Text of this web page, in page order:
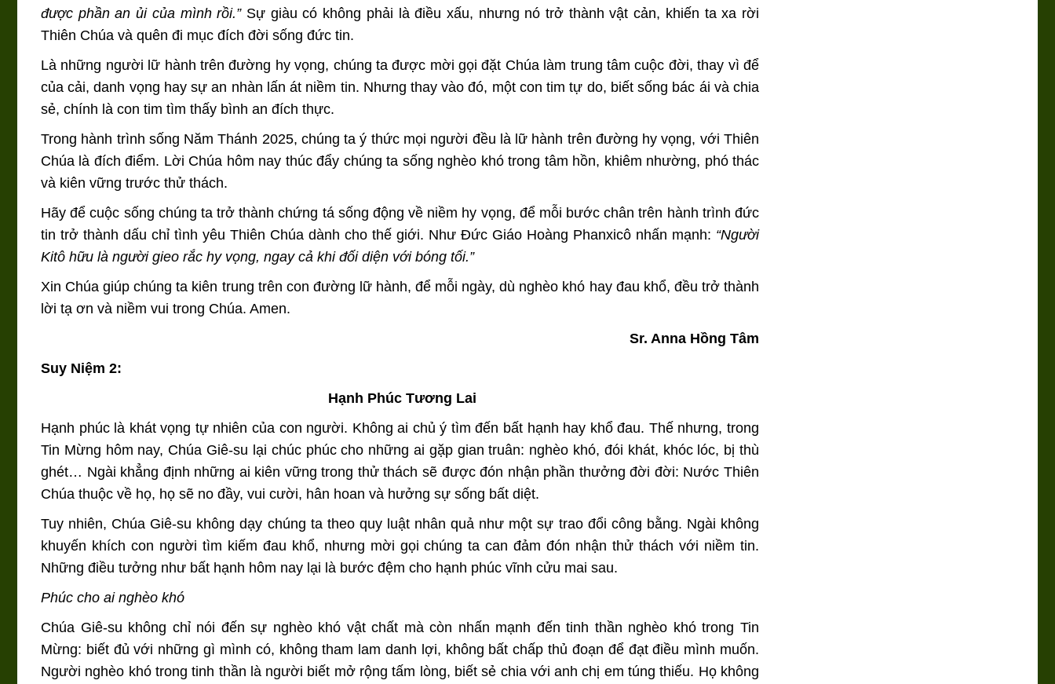
được phần an ủi của mình rồi.”Sự giàu có không phải là điều xấu, nhưng nó trở thành vật cản, khiến ta xa rời
Thiên Chúa và quên đi mục đích đời sống đức tin.
Là những người lữ hành trên đường hy vọng, chúng ta được mời gọi đặt Chúa làm trung tâm cuộc đời, thay vì để
của cải, danh vọng hay sự an nhàn lấn át niềm tin. Nhưng thay vào đó, một con tim tự do, biết sống bác ái và chia
sẻ, chính là con tim tìm thấy bình an đích thực.
Trong hành trình sống Năm Thánh 2025, chúng ta ý thức mọi người đều là lữ hành trên đường hy vọng, với Thiên
Chúa là đích điểm. Lời Chúa hôm nay thúc đẩy chúng ta sống nghèo khó trong tâm hồn, khiêm nhường, phó thác
và kiên vững trước thử thách.
Hãy để cuộc sống chúng ta trở thành chứng tá sống động về niềm hy vọng, để mỗi bước chân trên hành trình đức
tin trở thành dấu chỉ tình yêu Thiên Chúa dành cho thế giới. Như Đức Giáo Hoàng Phanxicô nhấn mạnh: “Người
Kitô hữu là người gieo rắc hy vọng, ngay cả khi đối diện với bóng tối.”
Xin Chúa giúp chúng ta kiên trung trên con đường lữ hành, để mỗi ngày, dù nghèo khó hay đau khổ, đều trở thành
lời tạ ơn và niềm vui trong Chúa. Amen.
Sr. Anna Hồng Tâm
Suy Niệm 2:
Hạnh Phúc Tương Lai
Hạnh phúc là khát vọng tự nhiên của con người. Không ai chủ ý tìm đến bất hạnh hay khổ đau. Thế nhưng, trong
Tin Mừng hôm nay, Chúa Giê-su lại chúc phúc cho những ai gặp gian truân: nghèo khó, đói khát, khóc lóc, bị thù
ghét… Ngài khẳng định những ai kiên vững trong thử thách sẽ được đón nhận phần thưởng đời đời: Nước Thiên
Chúa thuộc về họ, họ sẽ no đầy, vui cười, hân hoan và hưởng sự sống bất diệt.
Tuy nhiên, Chúa Giê-su không dạy chúng ta theo quy luật nhân quả như một sự trao đổi công bằng. Ngài không
khuyến khích con người tìm kiếm đau khổ, nhưng mời gọi chúng ta can đảm đón nhận thử thách với niềm tin.
Những điều tưởng như bất hạnh hôm nay lại là bước đệm cho hạnh phúc vĩnh cửu mai sau.
Phúc cho ai nghèo khó
Chúa Giê-su không chỉ nói đến sự nghèo khó vật chất mà còn nhấn mạnh đến tinh thần nghèo khó trong Tin
Mừng: biết đủ với những gì mình có, không tham lam danh lợi, không bất chấp thủ đoạn để đạt điều mình muốn.
Người nghèo khó trong tinh thần là người biết mở rộng tấm lòng, biết sẻ chia với anh chị em túng thiếu. Họ không